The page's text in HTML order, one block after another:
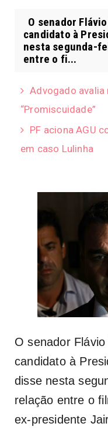
O senador
candidato à
nesta segunda-
entre o fi...
Advogado avalia
“Promiscuidade”
PF aciona AGU
em caso Lulinha
O senador
candidato à
disse nesta
relação entre o
ex-presidente